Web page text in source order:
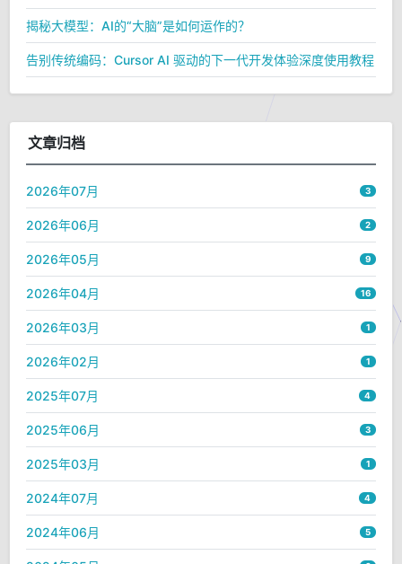
揭秘大模型：AI的“大脑”是如何运作的？
告别传统编码：Cursor AI 驱动的下一代开发体验深度使用教程
文章归档
2026年07月 3
2026年06月 2
2026年05月 9
2026年04月 16
2026年03月 1
2026年02月 1
2025年07月 4
2025年06月 3
2025年03月 1
2024年07月 4
2024年06月 5